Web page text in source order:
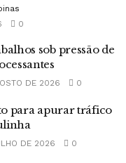
0
sob pressão de
DE 2026 0
para apurar tráfico
DE 2026 0